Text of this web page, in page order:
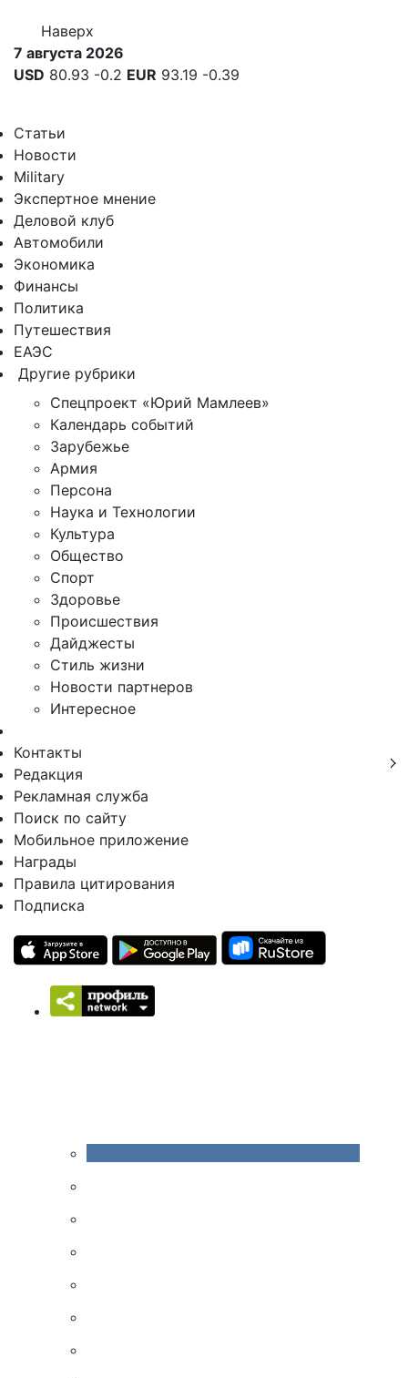
Наверх
7 августа 2026
USD 80.93 -0.2 EUR 93.19 -0.39
Статьи
Новости
Military
Экспертное мнение
Деловой клуб
Автомобили
Экономика
Финансы
Политика
Путешествия
ЕАЭС
Другие рубрики
Спецпроект «Юрий Мамлеев»
Календарь событий
Зарубежье
Армия
Персона
Наука и Технологии
Культура
Общество
Спорт
Здоровье
Происшествия
Дайджесты
Стиль жизни
Новости партнеров
Интересное
Контакты
Редакция
Рекламная служба
Поиск по сайту
Мобильное приложение
Награды
Правила цитирования
Подписка